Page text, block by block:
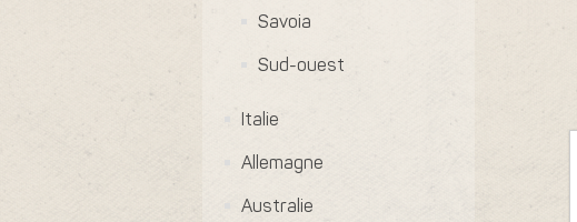
Savoia
Sud-ouest
Italie
Allemagne
Australie